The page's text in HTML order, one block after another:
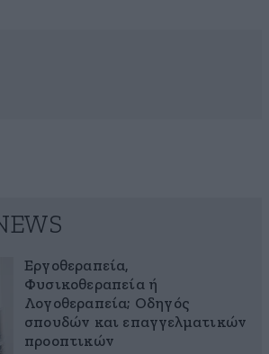
Εργοθεραπεία,
Φυσικοθεραπεία ή
Λογοθεραπεία; Οδηγός
σπουδών και επαγγελματικών
προοπτικών